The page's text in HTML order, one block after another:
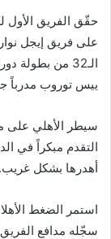
حقّق الفريق الأول
على فريق إيجل
الـ32 من
ييس توروب مدرباً
سيطر الأهلي على
التقدم مبكراً في
أهدرها بشكل غريب.
سجّله مدافع